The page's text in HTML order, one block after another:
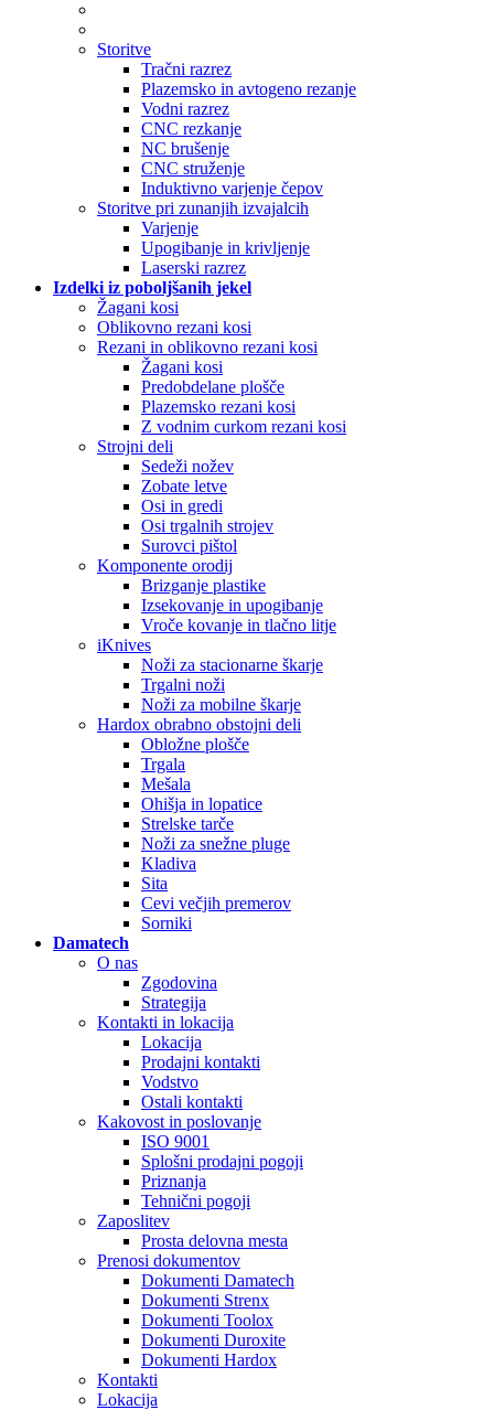
Storitve
Tračni razrez
Plazemsko in avtogeno rezanje
Vodni razrez
CNC rezkanje
NC brušenje
CNC struženje
Induktivno varjenje čepov
Storitve pri zunanjih izvajalcih
Varjenje
Upogibanje in krivljenje
Laserski razrez
Izdelki iz poboljšanih jekel
Žagani kosi
Oblikovno rezani kosi
Rezani in oblikovno rezani kosi
Žagani kosi
Predobdelane plošče
Plazemsko rezani kosi
Z vodnim curkom rezani kosi
Strojni deli
Sedeži nožev
Zobate letve
Osi in gredi
Osi trgalnih strojev
Surovci pištol
Komponente orodij
Brizganje plastike
Izsekovanje in upogibanje
Vroče kovanje in tlačno litje
iKnives
Noži za stacionarne škarje
Trgalni noži
Noži za mobilne škarje
Hardox obrabno obstojni deli
Obložne plošče
Trgala
Mešala
Ohišja in lopatice
Strelske tarče
Noži za snežne pluge
Kladiva
Sita
Cevi večjih premerov
Sorniki
Damatech
O nas
Zgodovina
Strategija
Kontakti in lokacija
Lokacija
Prodajni kontakti
Vodstvo
Ostali kontakti
Kakovost in poslovanje
ISO 9001
Splošni prodajni pogoji
Priznanja
Tehnični pogoji
Zaposlitev
Prosta delovna mesta
Prenosi dokumentov
Dokumenti Damatech
Dokumenti Strenx
Dokumenti Toolox
Dokumenti Duroxite
Dokumenti Hardox
Kontakti
Lokacija